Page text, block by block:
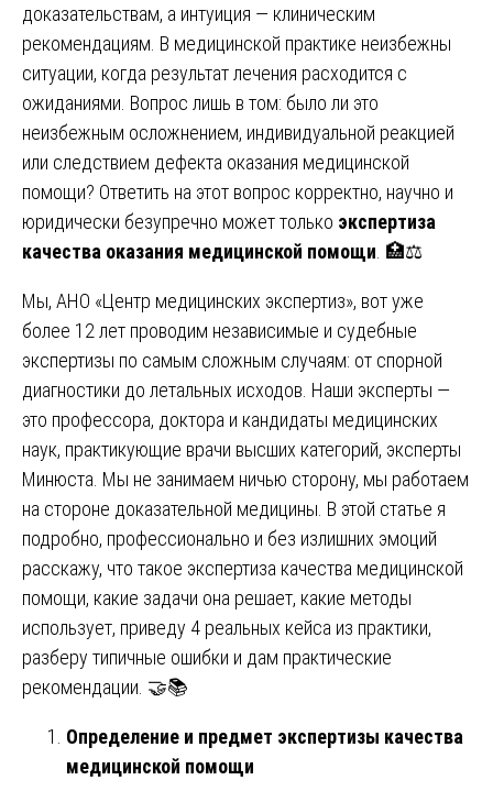
доказательствам, а интуиция — клиническим
рекомендациям. В медицинской практике неизбежны
ситуации, когда результат лечения расходится с
ожиданиями. Вопрос лишь в том: было ли это
неизбежным осложнением, индивидуальной реакцией
или следствием дефекта оказания медицинской
помощи? Ответить на этот вопрос корректно, научно и
юридически безупречно может только экспертиза
качества оказания медицинской помощи . 🏥⚖️
Мы, АНО «Центр медицинских экспертиз», вот уже
более 12 лет проводим независимые и судебные
экспертизы по самым сложным случаям: от спорной
диагностики до летальных исходов. Наши эксперты —
это профессора, доктора и кандидаты медицинских
наук, практикующие врачи высших категорий, эксперты
Минюста. Мы не занимаем ничью сторону, мы работаем
на стороне доказательной медицины. В этой статье я
подробно, профессионально и без излишних эмоций
расскажу, что такое экспертиза качества медицинской
помощи, какие задачи она решает, какие методы
использует, приведу 4 реальных кейса из практики,
разберу типичные ошибки и дам практические
рекомендации. 🤝📚
Определение и предмет экспертизы качества
медицинской помощи